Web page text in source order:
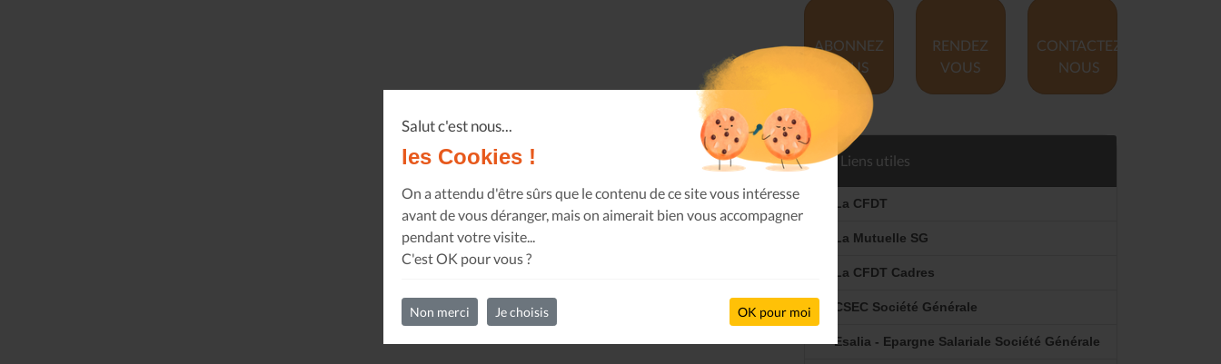
Salut c'est nous...
les Cookies !
On a attendu d'être sûrs que le contenu de ce site vous intéresse
avant de vous déranger, mais on aimerait bien vous accompagner
pendant votre visite...
C'est OK pour vous ?
Non merci Je choisis OK pour moi
ABONNEZ
VOUS
RENDEZ
VOUS
CONTACTEZ
NOUS
Liens utiles
La CFDT
La Mutuelle SG
La CFDT Cadres
CSEC Société Générale
Esalia - Epargne Salariale Société Générale